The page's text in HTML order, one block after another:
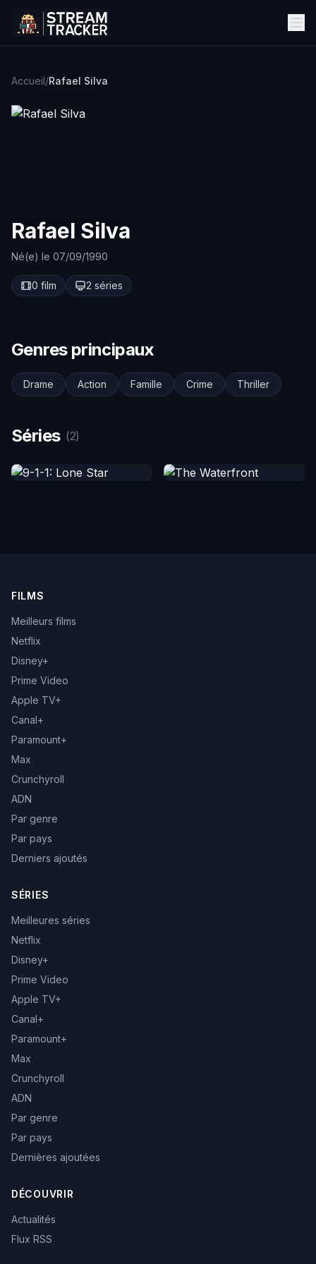
Accueil/Rafael Silva
Rafael Silva
Né(e) le 07/09/1990
0 film 2 séries
Genres principaux
Drame Action Famille Crime Thriller
Séries (2)
FILMS
Meilleurs films
Netflix
Disney+
Prime Video
Apple TV+
Canal+
Paramount+
Max
Crunchyroll
ADN
Par genre
Par pays
Derniers ajoutés
SÉRIES
Meilleures séries
Netflix
Disney+
Prime Video
Apple TV+
Canal+
Paramount+
Max
Crunchyroll
ADN
Par genre
Par pays
Dernières ajoutées
DÉCOUVRIR
Actualités
Flux RSS